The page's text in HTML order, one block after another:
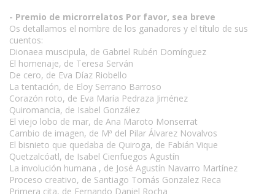
- Premio de microrrelatos Por favor, sea breve
Os detallamos el nombre de los ganadores y el título de sus
cuentos:
Dionaea muscipula, de Gabriel Rubén Domínguez
El homenaje, de Teresa Serván
De cero, de Eva Díaz Riobello
La tentación, de Eloy Serrano Barroso
Corazón roto, de Eva María Pedraza Jiménez
Quiromancia, de Isabel González
El viejo lobo de mar, de Ana Maroto Monserrat
Cambio de imagen, de Mª del Pilar Álvarez Novalvos
El bisnieto que quedaba de Quiroga, de Fabián Vique
Quetzalcóatl, de Isabel Cienfuegos Agustín
La involución humana , de José Agustín Navarro Martínez
Proceso creativo, de Santiago Tomás Gonzalez Reca
Primera cita, de Fernando Daniel Rocha